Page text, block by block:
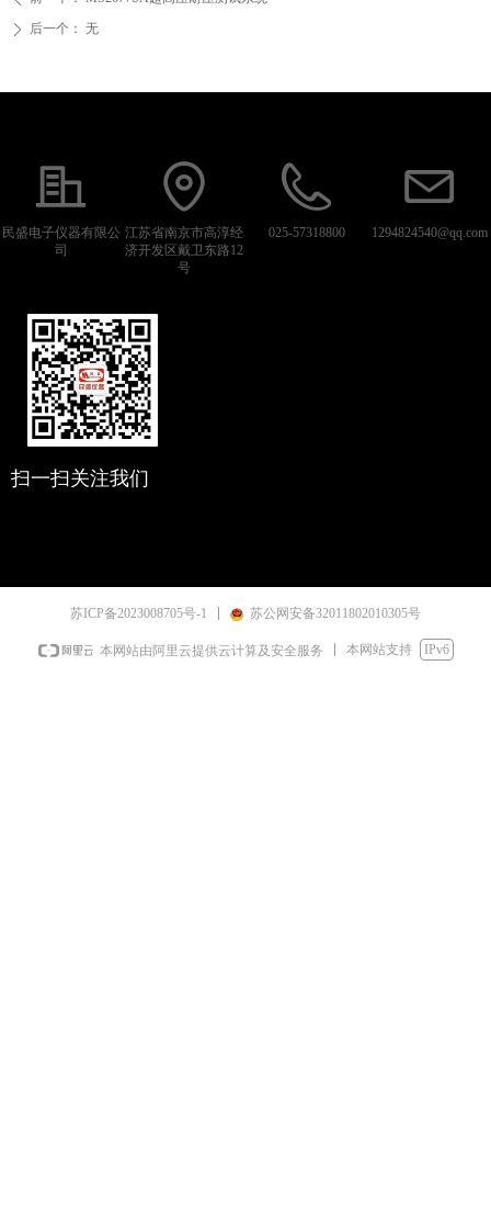
ꄲ 后一个： 无
民盛电子仪器有限公
司
江苏省南京市高淳经
济开发区戴卫东路12
号
025-57318800 1294824540@qq.com
扫一扫关注我们
苏ICP备2023008705号-1 苏公网安备32011802010305号
本网站由阿里云提供云计算及安全服务 本网站支持 IPv6